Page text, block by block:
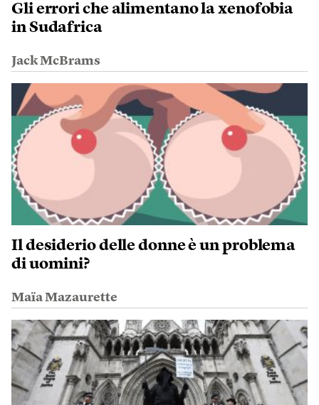
Gli errori che alimentano la xenofobia
in Sudafrica
Jack McBrams
Il desiderio delle donne è un problema
di uomini?
Maïa Mazaurette